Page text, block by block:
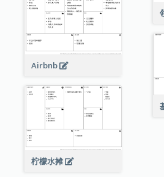
Airbnb
柠檬水摊